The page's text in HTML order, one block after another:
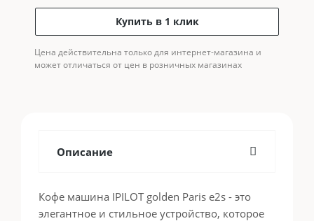
Купить в 1 клик
Цена действительна только для интернет-магазина и
может отличаться от цен в розничных магазинах
Описание
Кофе машина IPILOT golden Paris e2s - это
элегантное и стильное устройство, которое